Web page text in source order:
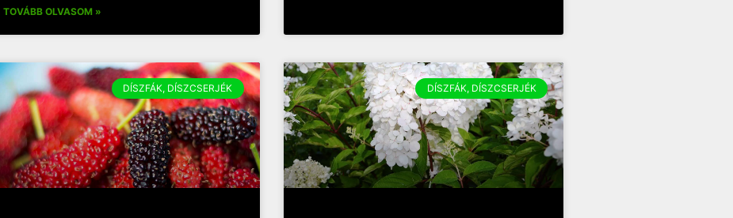
TOVÁBB OLVASOM »
DÍSZFÁK, DÍSZCSERJÉK DÍSZFÁK, DÍSZCSERJÉK